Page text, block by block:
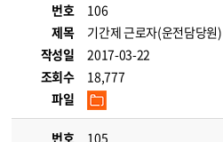
번호
106
제목
기간제 근로자(운전담당
작성일
2017-03-22
조회수
18,777
파일
번호
105